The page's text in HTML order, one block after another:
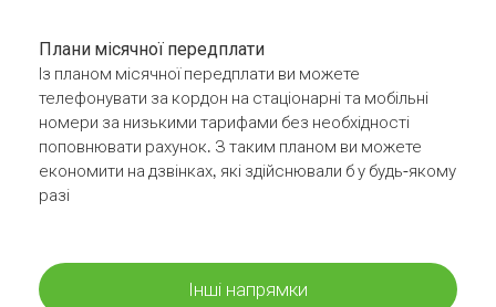
Плани місячної передплати
Із планом місячної передплати ви можете
телефонувати за кордон на стаціонарні та мобільні
номери за низькими тарифами без необхідності
поповнювати рахунок. З таким планом ви можете
економити на дзвінках, які здійснювали б у будь-якому
разі
Інші напрямки